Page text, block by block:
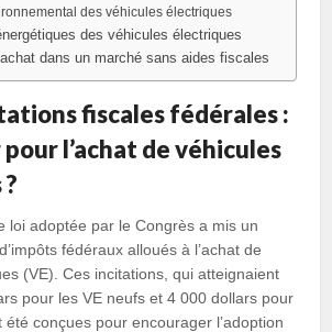
des véhicules électriques
des véhicules électriques
dans un marché sans aides fiscales
fiscales fédérales :
l’achat de véhicules
loi adoptée par le Congrès a mis un
fédéraux alloués à l’achat de
(VE). Ces incitations, qui atteignaient
pour les VE neufs et 4 000 dollars pour
été conçues pour encourager l’adoption